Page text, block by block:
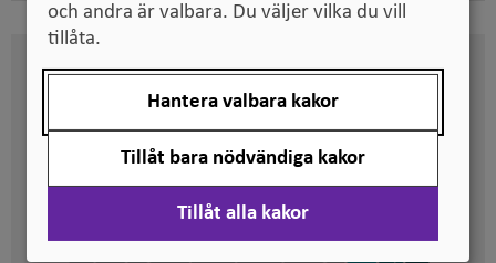
Här kan du se på vilken nivå
svenska kvalifikationer är
placerade
och andra är valbara. Du väljer vilka du vill
tillåta.
Hantera valbara kakor
Tillåt bara nödvändiga kakor
Tillåt alla kakor